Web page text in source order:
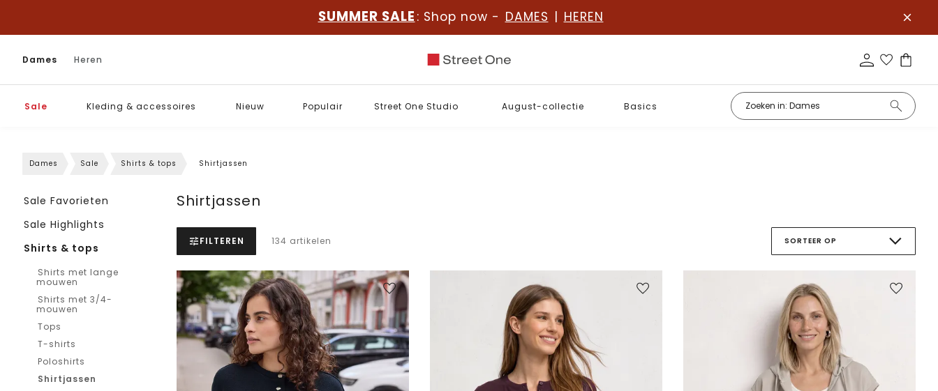
SUMMER SALE : Shop now - DAMES | HEREN
Dames Heren
Sale Kleding & accessoires Nieuw Populair Street One Studio August-collectie Basics
Dames Sale Shirts & tops Shirtjassen
Sale Favorieten
Sale Highlights
Shirts & tops
Shirts met lange
mouwen
Shirts met 3/4-
mouwen
Tops
T-shirts
Poloshirts
Shirtjassen
Shirtjassen
FILTEREN 134 artikelen SORTEER OP